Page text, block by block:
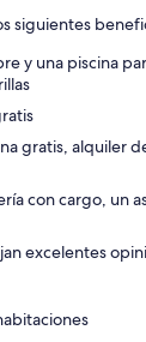
siguientes
y una piscina
gratis, alquiler
con cargo, un
excelentes